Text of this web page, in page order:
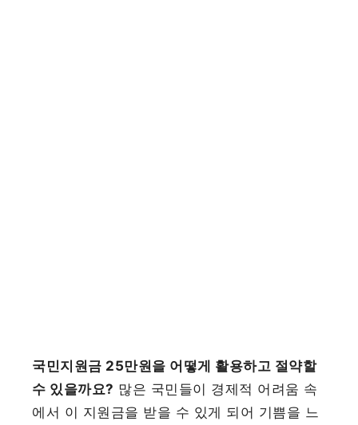
국민지원금 25만원을 어떻게 활용하고 절약할
수 있을까요? 많은 국민들이 경제적 어려움 속
에서 이 지원금을 받을 수 있게 되어 기쁨을 느